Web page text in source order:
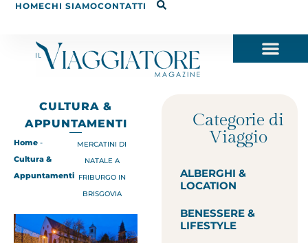
HOMECHI SIAMOCONTATTI
CULTURA &
APPUNTAMENTI
Home -
Cultura &
Appuntamenti
MERCATINI DI
NATALE A
FRIBURGO IN
BRISGOVIA
Categorie di
Viaggio
ALBERGHI &
LOCATION
BENESSERE &
LIFESTYLE